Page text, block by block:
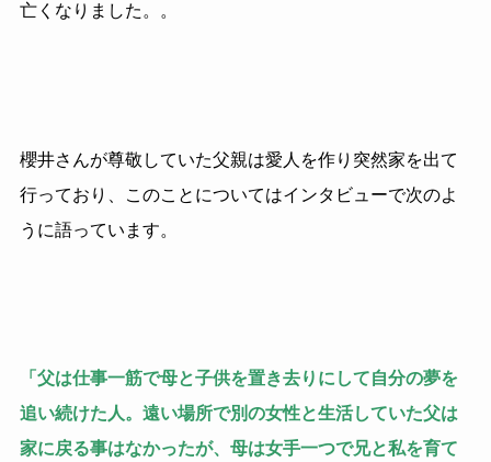
亡くなりました。
。
櫻井さんが尊敬していた父親は愛人を作り突然家を出て
行っており、このことについてはインタビューで次のよ
うに語っています。
「父は仕事一筋で母と子供を置き去りにして自分の夢を
追い続けた人。遠い場所で別の女性と生活していた父は
家に戻る事はなかったが、母は女手一つで兄と私を育て